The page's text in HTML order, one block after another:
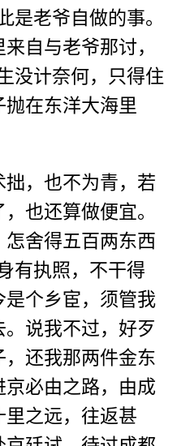
是老爷自做的事。
自与老爷那讨，
没计奈何，只得住
在东洋大海里
，也不为青，若
也还算做便宜。
舍得五百两东西
有执照，不干得
个乡宦，须管我
说我不过，好歹
还我那两件金东
必由之路，由成
之远，往返甚